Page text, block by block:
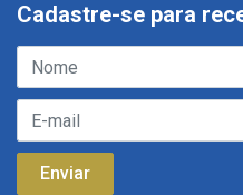
Cadastre-se para